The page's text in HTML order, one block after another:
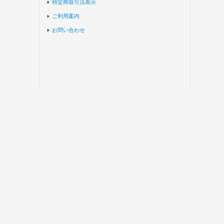
特定商取引法表示
ご利用案内
お問い合わせ